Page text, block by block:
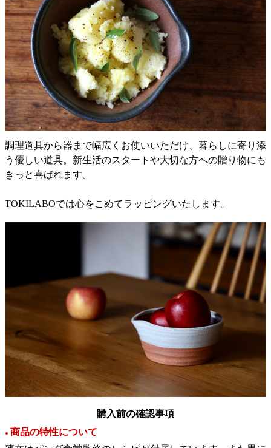
調理道具から器まで幅広くお使いいただけ、暮らしに寄り添
う優しい道具。新生活のスタートや大切な方への贈り物にも
きっと喜ばれます。
TOKILABOでは心をこめてラッピングいたします。
購入前の確認事項
● 商品の特性について